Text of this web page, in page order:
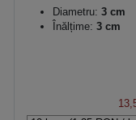
Diametru: 3 cm
Înălțime: 3 cm